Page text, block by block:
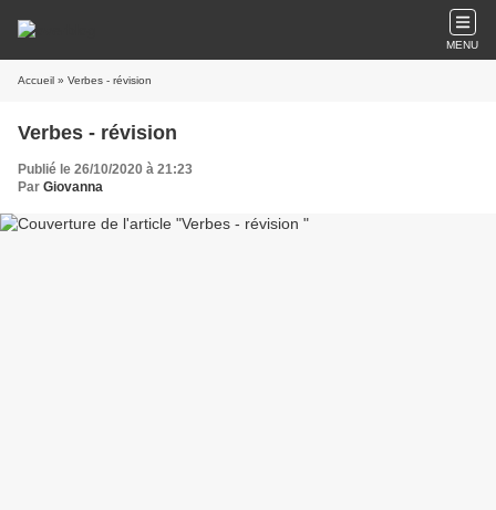
MENU
Accueil » Verbes - révision
Verbes - révision
Publié le 26/10/2020 à 21:23
Par Giovanna